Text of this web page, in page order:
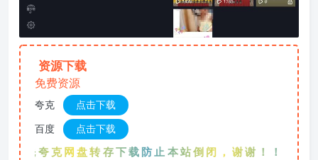
资源下载
免费资源
夸克
点击下载
百度
点击下载
先夸克网盘转存下载防止本站倒闭，谢谢！！！